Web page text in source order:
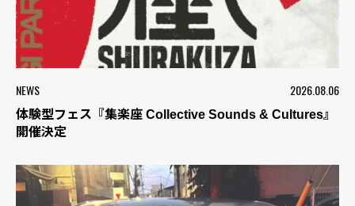
NEWS 2026.08.06
体験型フェス『集楽座 Collective Sounds & Cultures』
開催決定